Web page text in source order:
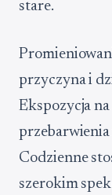
stare.
przyczyna i
Ekspozycja na
Codzienne
szerokim